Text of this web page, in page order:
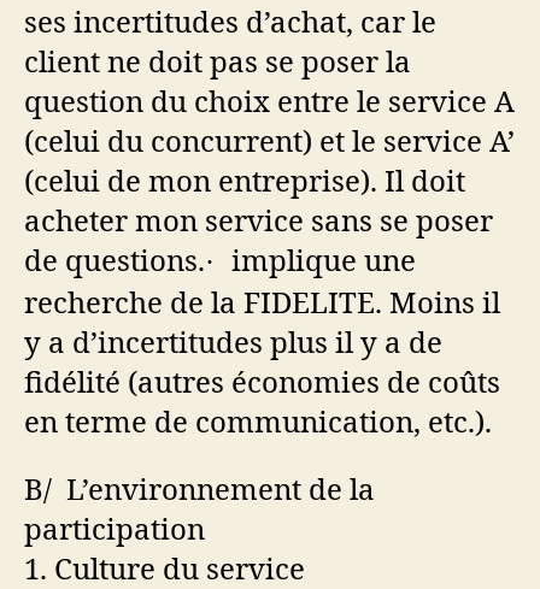
ses incertitudes d’achat, car le
client ne doit pas se poser la
question du choix entre le service A
(celui du concurrent) et le service A’
(celui de mon entreprise). Il doit
acheter mon service sans se poser
de questions.·
implique une
recherche de la FIDELITE. Moins il
y a d’incertitudes plus il y a de
fidélité (autres économies de coûts
en terme de communication, etc.).
B/ L’environnement de la
participation
1. Culture du service